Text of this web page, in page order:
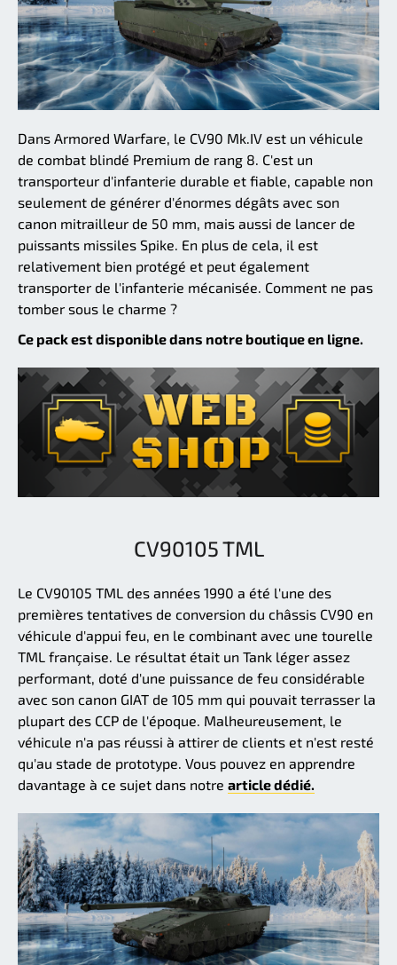
Dans Armored Warfare, le CV90 Mk.IV est un véhicule
de combat blindé Premium de rang 8. C'est un
transporteur d'infanterie durable et fiable, capable non
seulement de générer d'énormes dégâts avec son
canon mitrailleur de 50 mm, mais aussi de lancer de
puissants missiles Spike. En plus de cela, il est
relativement bien protégé et peut également
transporter de l'infanterie mécanisée. Comment ne pas
tomber sous le charme ?
Ce pack est disponible dans notre boutique en ligne.
CV90105 TML
Le CV90105 TML des années 1990 a été l'une des
premières tentatives de conversion du châssis CV90 en
véhicule d'appui feu, en le combinant avec une tourelle
TML française. Le résultat était un Tank léger assez
performant, doté d'une puissance de feu considérable
avec son canon GIAT de 105 mm qui pouvait terrasser la
plupart des CCP de l'époque. Malheureusement, le
véhicule n'a pas réussi à attirer de clients et n'est resté
qu'au stade de prototype. Vous pouvez en apprendre
davantage à ce sujet dans notre article dédié.